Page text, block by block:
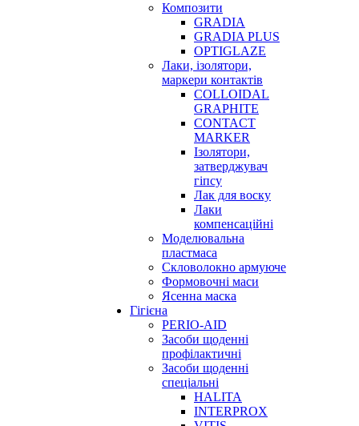
Композити
GRADIA
GRADIA PLUS
OPTIGLAZE
Лаки, ізолятори,
маркери контактів
COLLOIDAL
GRAPHITE
CONTACT
MARKER
Ізолятори,
затверджувач
гіпсу
Лак для воску
Лаки
компенсаційні
Моделювальна
пластмаса
Скловолокно армуюче
Формовочні маси
Ясенна маска
Гігієна
PERIO-AID
Засоби щоденні
профілактичні
Засоби щоденні
спеціальні
HALITA
INTERPROX